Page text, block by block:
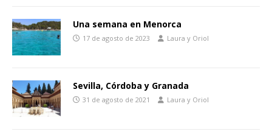
Una semana en Menorca
17 de agosto de 2023 Laura y Oriol
Sevilla, Córdoba y Granada
31 de agosto de 2021 Laura y Oriol